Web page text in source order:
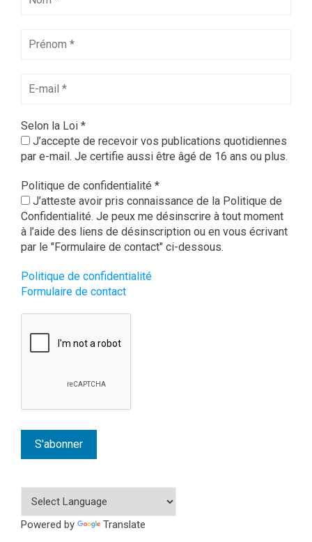
Selon la Loi *
J’accepte de recevoir vos publications quotidiennes
par e-mail. Je certifie aussi être âgé de 16 ans ou plus.
Politique de confidentialité *
J’atteste avoir pris connaissance de la Politique de
Confidentialité. Je peux me désinscrire à tout moment
à l’aide des liens de désinscription ou en vous écrivant
par le "Formulaire de contact" ci-dessous.
Politique de confidentialité
Formulaire de contact
Powered by Translate